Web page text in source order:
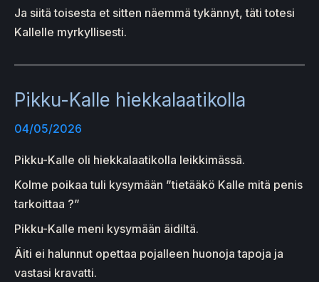
Ja siitä toisesta et sitten näemmä tykännyt, täti totesi
Kallelle myrkyllisesti.
Pikku-Kalle hiekkalaatikolla
04/05/2026
Pikku-Kalle oli hiekkalaatikolla leikkimässä.
Kolme poikaa tuli kysymään ”tietääkö Kalle mitä penis
tarkoittaa ?”
Pikku-Kalle meni kysymään äidiltä.
Äiti ei halunnut opettaa pojalleen huonoja tapoja ja
vastasi kravatti.